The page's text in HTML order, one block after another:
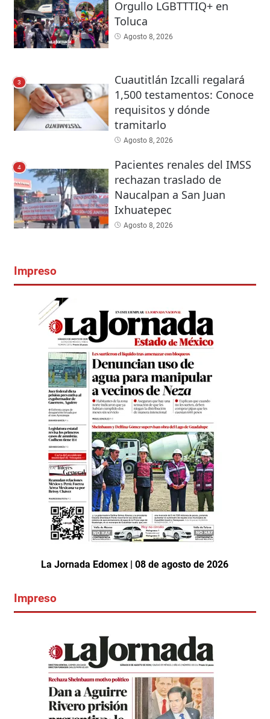
Orgullo LGBTTTIQ+ en
Toluca
Agosto 8, 2026
3
Cuautitlán Izcalli regalará
1,500 testamentos: Conoce
requisitos y dónde
tramitarlo
Agosto 8, 2026
4
Pacientes renales del IMSS
rechazan traslado de
Naucalpan a San Juan
Ixhuatepec
Agosto 8, 2026
Impreso
La Jornada Edomex | 08 de agosto de 2026
Impreso